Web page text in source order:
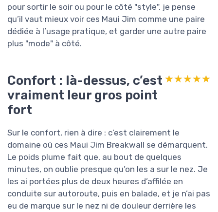
pour sortir le soir ou pour le côté "style", je pense
qu’il vaut mieux voir ces Maui Jim comme une paire
dédiée à l’usage pratique, et garder une autre paire
plus "mode" à côté.
Confort : là-dessus, c’est
vraiment leur gros point
fort
★★★★★
★★★★★
Sur le confort, rien à dire : c’est clairement le
domaine où ces Maui Jim Breakwall se démarquent.
Le poids plume fait que, au bout de quelques
minutes, on oublie presque qu’on les a sur le nez. Je
les ai portées plus de deux heures d’affilée en
conduite sur autoroute, puis en balade, et je n’ai pas
eu de marque sur le nez ni de douleur derrière les